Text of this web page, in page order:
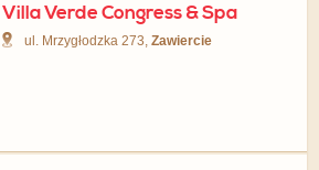
Villa Verde Congress & Spa
ul. Mrzygłodzka 273,Zawiercie